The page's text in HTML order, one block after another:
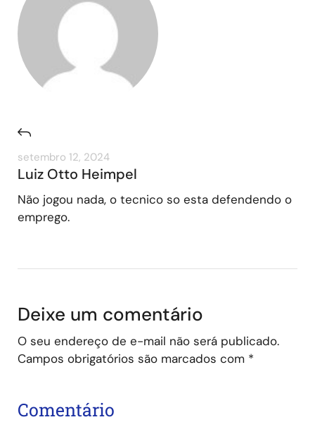
setembro 12, 2024
Luiz Otto Heimpel
Não jogou nada, o tecnico so esta defendendo o
emprego.
Deixe um comentário
O seu endereço de e-mail não será publicado.
Campos obrigatórios são marcados com *
Comentário